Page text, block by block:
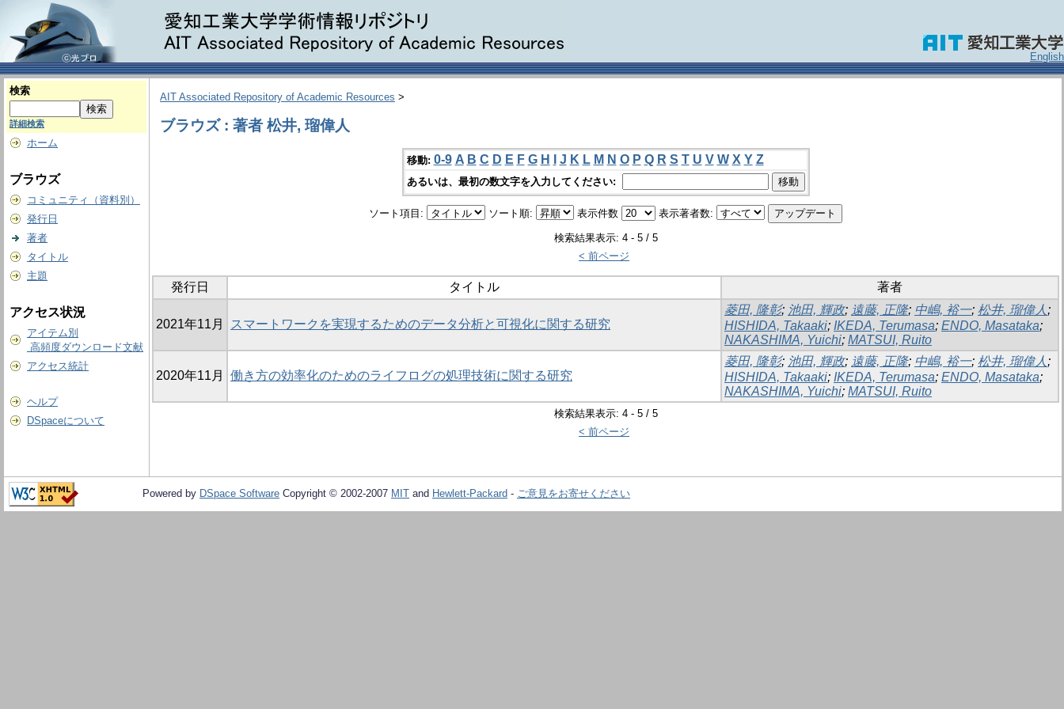
English
検索
詳細検索
ホーム
ブラウズ
コミュニティ（資料別）
発行日
著者
タイトル
主題
アクセス状況
アイテム別
高頻度ダウンロード文献
アクセス統計
ヘルプ
DSpaceについて
AIT Associated Repository of Academic Resources >
ブラウズ : 著者 松井, 瑠偉人
移動: 0-9 A B C D E F G H J K L M N O P Q R S T U V W X Y Z
あるいは、最初の数文字を入力してください:
ソート項目: ソート順: 表示件数 表示著者数:
検索結果表示: 4 - 5 / 5
< 前ページ
発行日 タイトル 著者
2021年11月 スマートワークを実現するためのデータ分析と可視化に関する研究
菱田, 隆彰; 池田, 輝政; 遠藤, 正隆; 中嶋, 裕一; 松井, 瑠偉人 ;
HISHIDA, Takaaki; IKEDA, Terumasa; ENDO, Masataka;
NAKASHIMA, Yuichi; MATSUI, Ruito
2020年11月 働き方の効率化のためのライフログの処理技術に関する研究
菱田, 隆彰; 池田, 輝政; 遠藤, 正隆; 中嶋, 裕一; 松井, 瑠偉人 ;
HISHIDA, Takaaki; IKEDA, Terumasa; ENDO, Masataka;
NAKASHIMA, Yuichi; MATSUI, Ruito
検索結果表示: 4 - 5 / 5
< 前ページ
Powered by DSpace Software Copyright © 2002-2007 MIT and Hewlett-Packard - ご意見をお寄せください